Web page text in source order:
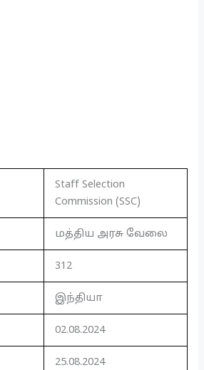
Staff Selection
Commission (SSC)
மத்திய அரசு வேலை
312
இந்தியா
02.08.2024
25.08.2024